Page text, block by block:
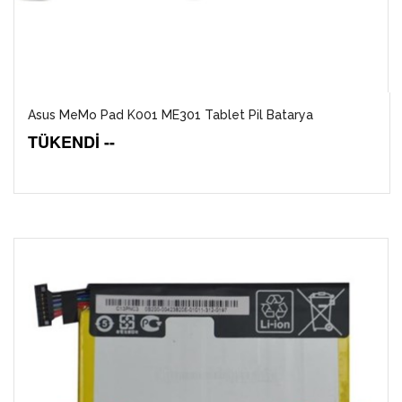
Asus MeMo Pad K001 ME301 Tablet Pil Batarya
TÜKENDİ --